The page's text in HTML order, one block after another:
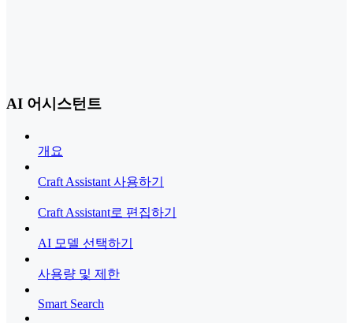
AI 어시스턴트
개요
Craft Assistant 사용하기
Craft Assistant로 편집하기
AI 모델 선택하기
사용량 및 제한
Smart Search